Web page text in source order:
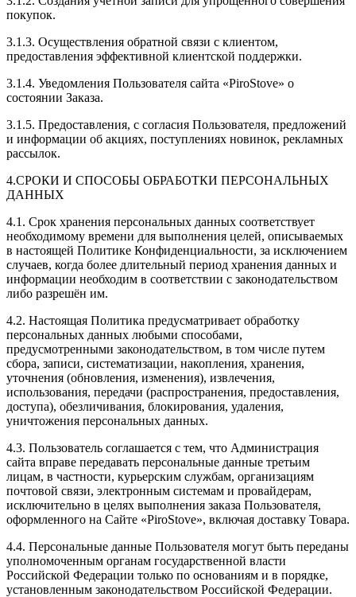
покупок.
3.1.3. Осуществления обратной связи с клиентом,
предоставления эффективной клиентской поддержки.
3.1.4. Уведомления Пользователя сайта «PiroStove» о
состоянии Заказа.
3.1.5. Предоставления, с согласия Пользователя, предложений
и информации об акциях, поступлениях новинок, рекламных
рассылок.
4.СРОКИ И СПОСОБЫ ОБРАБОТКИ ПЕРСОНАЛЬНЫХ
ДАННЫХ
4.1. Срок хранения персональных данных соответствует
необходимому времени для выполнения целей, описываемых
в настоящей Политике Конфиденциальности, за исключением
случаев, когда более длительный период хранения данных и
информации необходим в соответствии с законодательством
либо разрешён им.
4.2. Настоящая Политика предусматривает обработку
персональных данных любыми способами,
предусмотренными законодательством, в том числе путем
сбора, записи, систематизации, накопления, хранения,
уточнения (обновления, изменения), извлечения,
использования, передачи (распространения, предоставления,
доступа), обезличивания, блокирования, удаления,
уничтожения персональных данных.
4.3. Пользователь соглашается с тем, что Администрация
сайта вправе передавать персональные данные третьим
лицам, в частности, курьерским службам, организациям
почтовой связи, электронным системам и провайдерам,
исключительно в целях выполнения заказа Пользователя,
оформленного на Сайте «PiroStove», включая доставку Товара.
4.4. Персональные данные Пользователя могут быть переданы
уполномоченным органам государственной власти
Российской Федерации только по основаниям и в порядке,
установленным законодательством Российской Федерации.